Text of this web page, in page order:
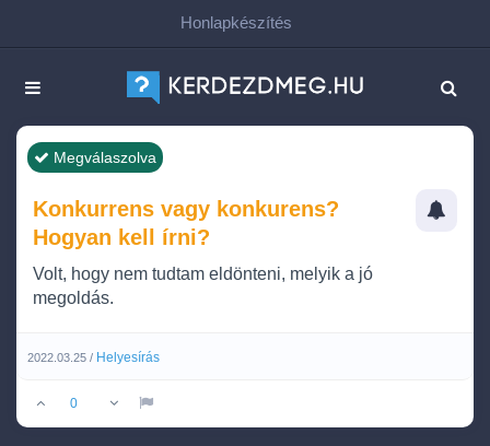
Honlapkészítés
Megválaszolva
Konkurrens vagy konkurens?
Hogyan kell írni?
Volt, hogy nem tudtam eldönteni, melyik a jó
megoldás.
2022.03.25 / Helyesírás
0